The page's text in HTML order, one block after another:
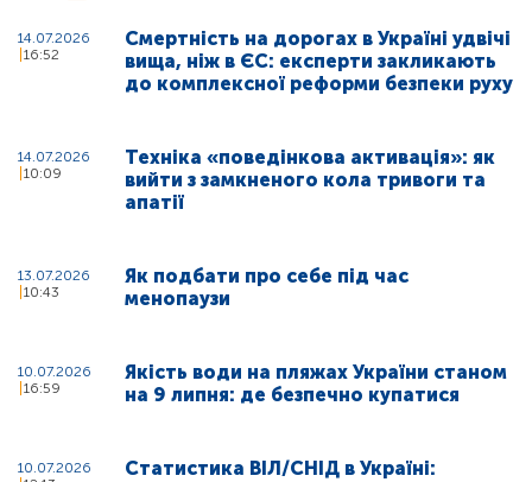
14.07.2026
16:52
Смертність на дорогах в Україні удвічі
вища, ніж в ЄС: експерти закликають
до комплексної реформи безпеки руху
14.07.2026
10:09
Техніка «поведінкова активація»: як
вийти з замкненого кола тривоги та
апатії
13.07.2026
10:43
Як подбати про себе під час
менопаузи
10.07.2026
16:59
Якість води на пляжах України станом
на 9 липня: де безпечно купатися
10.07.2026
Статистика ВІЛ/СНІД в Україні: